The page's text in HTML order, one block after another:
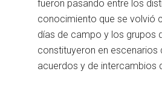
fueron pasando entre los
conocimiento que se volvió
días de campo y los grupos
constituyeron en escenarios
acuerdos y de intercambios